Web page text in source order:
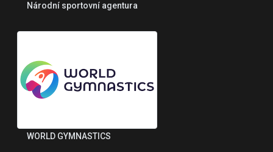
Národní sportovní agentura
WORLD GYMNASTICS